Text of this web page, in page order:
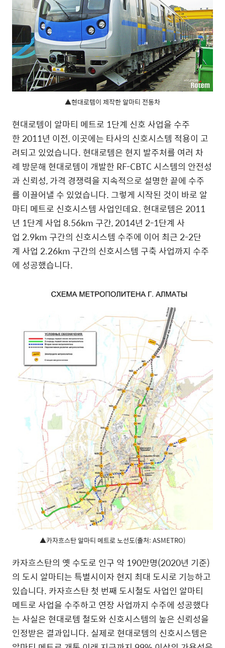
▲현대로템이 제작한 알마티 전동차
현대로템이 알마티 메트로 1단계 신호 사업을 수주
한 2011년 이전, 이곳에는 타사의 신호시스템 적용이 고
려되고 있었습니다. 현대로템은 현지 발주처를 여러 차
례 방문해 현대로템이 개발한 RF-CBTC 시스템의 안전성
과 신뢰성, 가격 경쟁력을 지속적으로 설명한 끝에 수주
를 이끌어낼 수 있었습니다. 그렇게 시작된 것이 바로 알
마티 메트로 신호시스템 사업인데요. 현대로템은 2011
년 1단계 사업 8.56km 구간, 2014년 2-1단계 사
업 2.9km 구간의 신호시스템 수주에 이어 최근 2-2단
계 사업 2.26km 구간의 신호시스템 구축 사업까지 수주
에 성공했습니다.
▲카자흐스탄 알마티 메트로 노선도(출처: ASMETRO)
카자흐스탄의 옛 수도로 인구 약 190만명(2020년 기준)
의 도시 알마티는 특별시이자 현지 최대 도시로 기능하고
있습니다. 카자흐스탄 첫 번째 도시철도 사업인 알마티
메트로 사업을 수주하고 연장 사업까지 수주에 성공했다
는 사실은 현대로템 철도와 신호시스템의 높은 신뢰성을
인정받은 결과입니다. 실제로 현대로템의 신호시스템은